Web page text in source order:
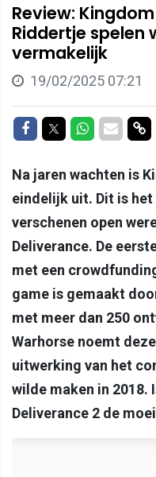
Review:
Riddertje spelen
vermakelijk
19/02/2025 07:21
Delen op Facebook
Delen op Twitter
Delen op
Delen
Na jaren wachten is
eindelijk uit. Dit is
verschenen open
Deliverance. De
met een
game is gemaakt
met meer dan 250
Warhorse noemt
uitwerking van het
wilde maken in 2018.
Deliverance 2 de